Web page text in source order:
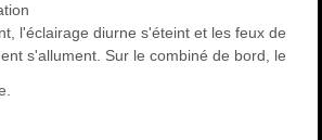
l'éclairage diurne s'éteint et les feux de
s'allument. Sur le combiné de bord, le